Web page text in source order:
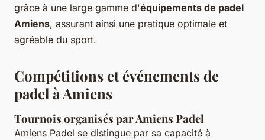
grâce à une large gamme d'équipements de padel
Amiens, assurant ainsi une pratique optimale et
agréable du sport.
Compétitions et événements de
padel à Amiens
Tournois organisés par Amiens Padel
Amiens Padel se distingue par sa capacité à